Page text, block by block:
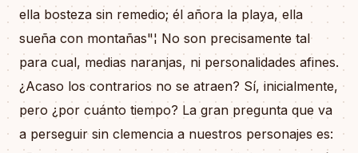
ella bosteza sin remedio; él añora la playa, ella
sueña con montañas"¦ No son precisamente tal
para cual, medias naranjas, ni personalidades afines.
¿Acaso los contrarios no se atraen? Sí, inicialmente,
pero ¿por cuánto tiempo? La gran pregunta que va
a perseguir sin clemencia a nuestros personajes es: